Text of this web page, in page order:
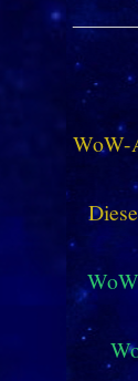
WoW-